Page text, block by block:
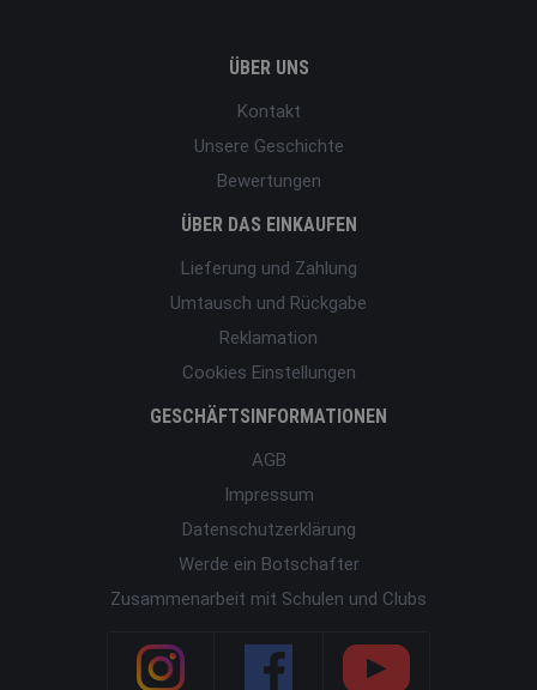
ÜBER UNS
Kontakt
Unsere Geschichte
Bewertungen
ÜBER DAS EINKAUFEN
Lieferung und Zahlung
Umtausch und Rückgabe
Reklamation
Cookies Einstellungen
GESCHÄFTSINFORMATIONEN
AGB
Impressum
Datenschutzerklärung
Werde ein Botschafter
Zusammenarbeit mit Schulen und Clubs